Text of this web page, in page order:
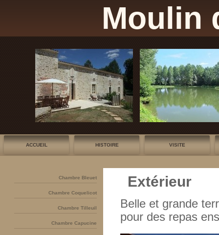
Moulin
ACCUEIL HISTOIRE VISITE
Extérieur
Belle et grande
pour des repas
Chambre Bleuet
Chambre Coquelicot
Chambre Tilleuil
Chambre Capucine